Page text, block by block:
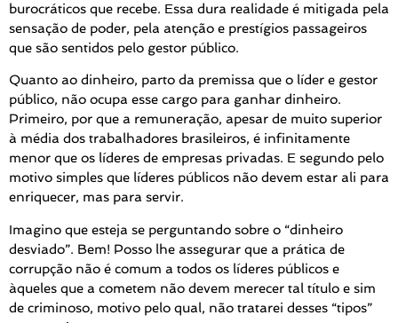
burocráticos que recebe. Essa dura realidade é mitigada pela
sensação de poder, pela atenção e prestígios passageiros
que são sentidos pelo gestor público.
Quanto ao dinheiro, parto da premissa que o líder e gestor
público, não ocupa esse cargo para ganhar dinheiro.
Primeiro, por que a remuneração, apesar de muito superior
à média dos trabalhadores brasileiros, é infinitamente
menor que os líderes de empresas privadas. E segundo pelo
motivo simples que líderes públicos não devem estar ali para
enriquecer, mas para servir.
Imagino que esteja se perguntando sobre o “dinheiro
desviado”. Bem! Posso lhe assegurar que a prática de
corrupção não é comum a todos os líderes públicos e
àqueles que a cometem não devem merecer tal título e sim
de criminoso, motivo pelo qual, não tratarei desses “tipos”